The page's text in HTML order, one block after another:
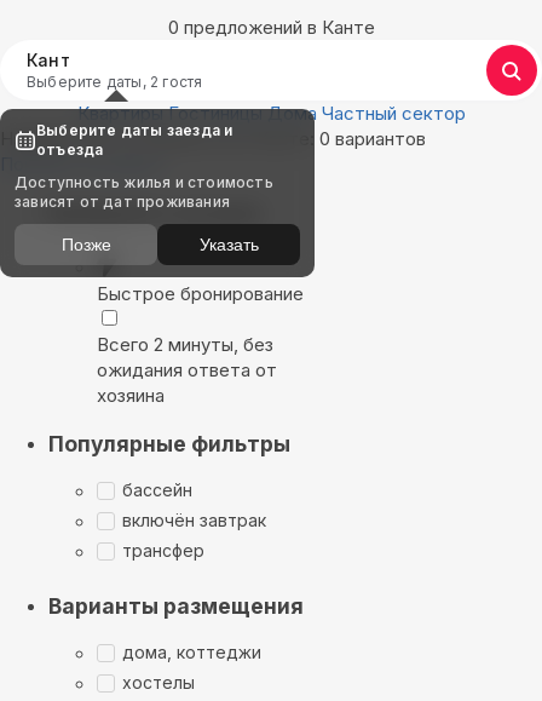
0 предложений в Канте
Кант
Выберите даты, 2 гостя
Квартиры Гостиницы Дома Частный сектор
Найдём, где остановиться в Канте: 0 вариантов
Показать на карте
Выбирайте лучшее
Быстрое бронирование
Всего 2 минуты, без
ожидания ответа от
хозяина
Популярные фильтры
бассейн
включён завтрак
трансфер
Варианты размещения
дома, коттеджи
хостелы
Выберите даты заезда и
отъезда
Доступность жилья и стоимость
зависят от дат проживания
Позже Указать